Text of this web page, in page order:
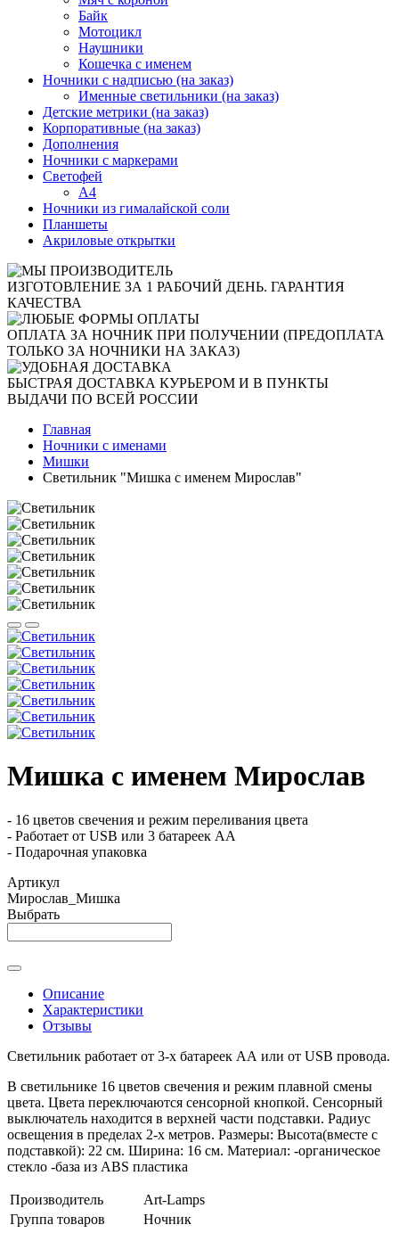
Байк
Мотоцикл
Наушники
Кошечка с именем
Ночники с надписью (на заказ)
Именные светильники (на заказ)
Детские метрики (на заказ)
Корпоративные (на заказ)
Дополнения
Ночники с маркерами
Светофей
А4
Ночники из гималайской соли
Планшеты
Акриловые открытки
ИЗГОТОВЛЕНИЕ ЗА 1 РАБОЧИЙ ДЕНЬ. ГАРАНТИЯ
КАЧЕСТВА
ОПЛАТА ЗА НОЧНИК ПРИ ПОЛУЧЕНИИ (ПРЕДОПЛАТА
ТОЛЬКО ЗА НОЧНИКИ НА ЗАКАЗ)
БЫСТРАЯ ДОСТАВКА КУРЬЕРОМ И В ПУНКТЫ
ВЫДАЧИ ПО ВСЕЙ РОССИИ
Главная
Ночники с именами
Мишки
Светильник "Мишка с именем Мирослав"
Мишка с именем Мирослав
- 16 цветов свечения и режим переливания цвета
- Работает от USB или 3 батареек АА
- Подарочная упаковка
Артикул
Мирослав_Мишка
Выбрать
Описание
Характеристики
Отзывы
Светильник работает от 3-х батареек АА или от USB провода.
В светильнике 16 цветов свечения и режим плавной смены
цвета. Цвета переключаются сенсорной кнопкой. Сенсорный
выключатель находится в верхней части подставки. Радиус
освещения в пределах 2-х метров. Размеры: Высота(вместе с
подставкой): 22 см. Ширина: 16 см. Материал: -органическое
стекло -база из ABS пластика
Производитель
Art-Lamps
Группа товаров
Ночник